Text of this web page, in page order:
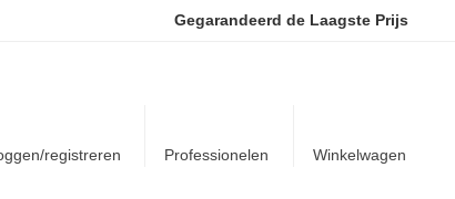
Gegarandeerd de Laagste Prijs
registreren Professionelen Winkelwagen